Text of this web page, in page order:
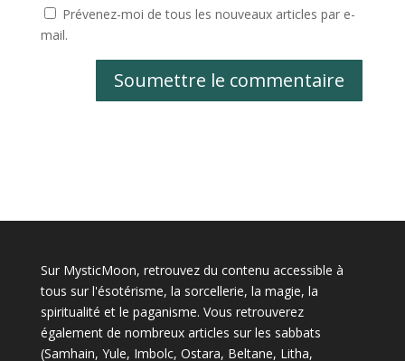
Prévenez-moi de tous les nouveaux articles par e-
mail.
Soumettre le commentaire
Sur MysticMoon, retrouvez du contenu accessible à
tous sur l'ésotérisme, la sorcellerie, la magie, la
spiritualité et le paganisme. Vous retrouverez
également de nombreux articles sur les sabbats
(Samhain, Yule, Imbolc, Ostara, Beltane, Litha,